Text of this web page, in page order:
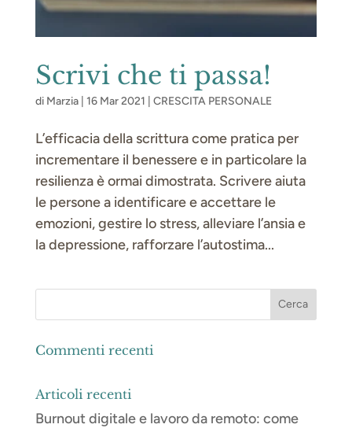
Scrivi che ti passa!
di Marzia| 16 Mar 2021 CRESCITA PERSONALE
L’efficacia della scrittura come pratica per
incrementare il benessere e in particolare la
resilienza è ormai dimostrata. Scrivere aiuta
le persone a identificare e accettare le
emozioni, gestire lo stress, alleviare l’ansia e
la depressione, rafforzare l’autostima...
Commenti recenti
Articoli recenti
Burnout digitale e lavoro da remoto: come